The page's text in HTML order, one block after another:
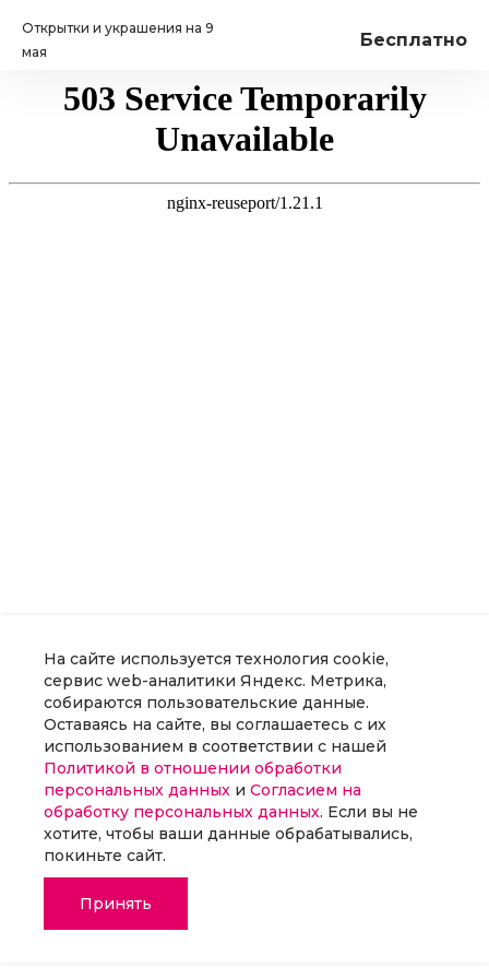
Открытки и украшения на 9
мая
Бесплатно
На сайте используется технология cookie,
сервис web-аналитики Яндекс. Метрика,
собираются пользовательские данные.
Оставаясь на сайте, вы соглашаетесь с их
использованием в соответствии с нашей
Политикой в отношении обработки
персональных данных и Согласием на
обработку персональных данных. Если вы не
хотите, чтобы ваши данные обрабатывались,
покиньте сайт.
Принять